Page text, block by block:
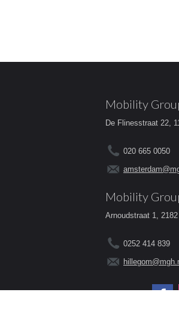
Mobility
De Flinesstraat 22,
020 665 0050
Mobility
Arnoudstraat 1,
0252 414 839
Volg ons op: